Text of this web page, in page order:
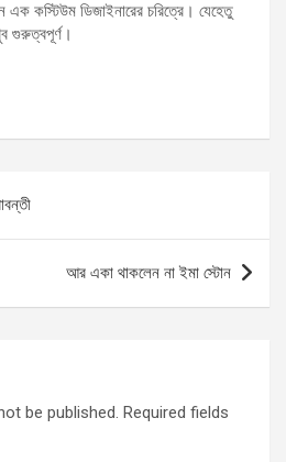
কস্টিউম ডিজাইনারের চরিত্রে। যেহেতু
গুরুত্বপূর্ণ।
আর একা থাকলেন না ইমা স্টোন
be published. Required fields